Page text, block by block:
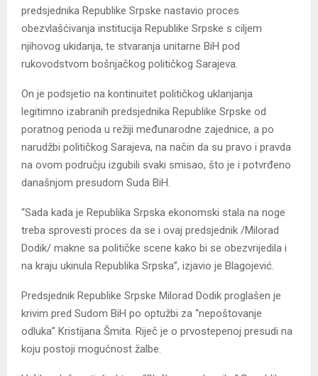
predsjednika Republike Srpske nastavio proces
obezvlašćivanja institucija Republike Srpske s ciljem
njihovog ukidanja, te stvaranja unitarne BiH pod
rukovodstvom bošnjačkog političkog Sarajeva.
On je podsjetio na kontinuitet političkog uklanjanja
legitimno izabranih predsjednika Republike Srpske od
poratnog perioda u režiji međunarodne zajednice, a po
narudžbi političkog Sarajeva, na način da su pravo i pravda
na ovom području izgubili svaki smisao, što je i potvrđeno
današnjom presudom Suda BiH.
“Sada kada je Republika Srpska ekonomski stala na noge
treba sprovesti proces da se i ovaj predsjednik /Milorad
Dodik/ makne sa političke scene kako bi se obezvrijedila i
na kraju ukinula Republika Srpska”, izjavio je Blagojević.
Predsjednik Republike Srpske Milorad Dodik proglašen je
krivim pred Sudom BiH po optužbi za “nepoštovanje
odluka” Kristijana Šmita. Riječ je o prvostepenoj presudi na
koju postoji mogućnost žalbe.